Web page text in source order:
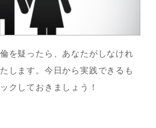
を疑ったら、あなたがしなけれ
します。今日から実践できるも
クしておきましょう！